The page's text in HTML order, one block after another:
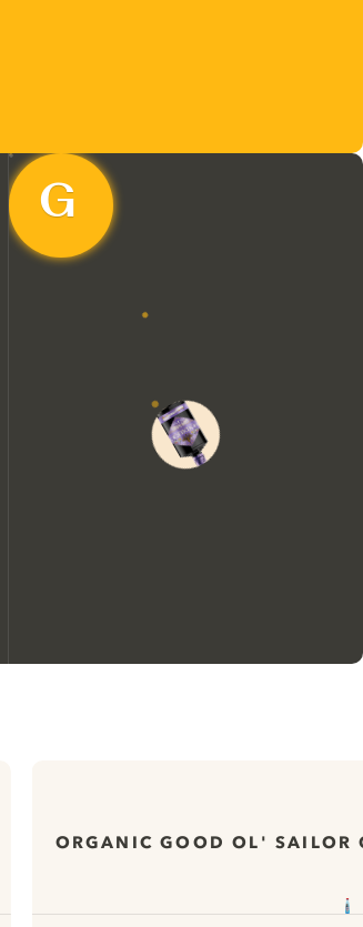
ORGANIC GOOD OL' SAILOR
plus sur